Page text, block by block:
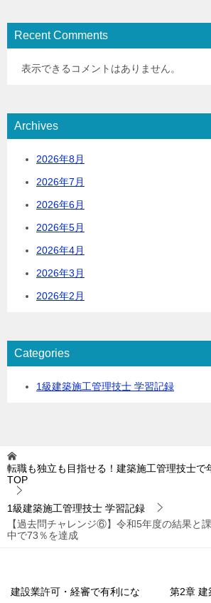
Recent Comments
表示できるコメントはありません。
Archives
2026年8月
2026年7月
2026年6月
2026年5月
2026年4月
2026年3月
2026年2月
Categories
1級建築施工管理技士 学習記録
転職も独立も目指せる！建築施工管理技士で
TOP
1級建築施工管理技士 学習記録
【過去問チャレンジ⑥】令和5年度の結果と
中で73％を達成
建設業許可・経審で有利にな
第2章 建